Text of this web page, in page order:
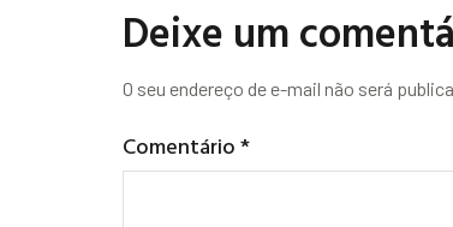
Deixe um
O seu endereço de e-mail não será
Comentário*